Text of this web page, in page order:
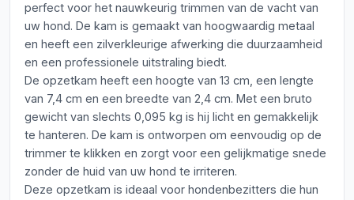
perfect voor het nauwkeurig trimmen van de vacht van
uw hond. De kam is gemaakt van hoogwaardig metaal
en heeft een zilverkleurige afwerking die duurzaamheid
en een professionele uitstraling biedt.
De opzetkam heeft een hoogte van 13 cm, een lengte
van 7,4 cm en een breedte van 2,4 cm. Met een bruto
gewicht van slechts 0,095 kg is hij licht en gemakkelijk
te hanteren. De kam is ontworpen om eenvoudig op de
trimmer te klikken en zorgt voor een gelijkmatige snede
zonder de huid van uw hond te irriteren.
Deze opzetkam is ideaal voor hondenbezitters die hun